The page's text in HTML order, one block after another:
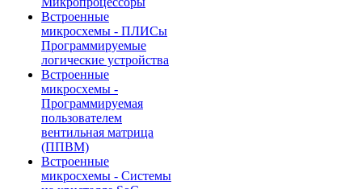
Встроенные
микросхемы - ПЛИСы
Программируемые
логические устройства
Встроенные
микросхемы -
Программируемая
пользователем
вентильная матрица
(ППВМ)
Встроенные
микросхемы - Системы